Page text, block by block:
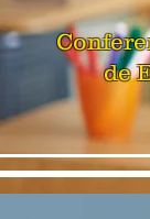
de